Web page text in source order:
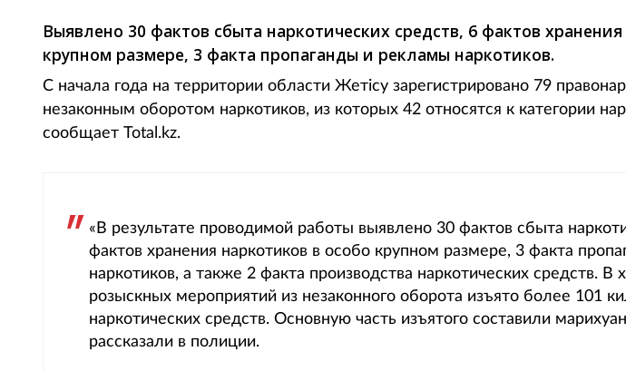
Выявлено 30 фактов сбыта наркотических средств, 6 фактов
крупном размере, 3 факта пропаганды и рекламы наркотиков.
С начала года на территории области Жетiсу зарегистрировано 79
незаконным оборотом наркотиков, из которых 42 относятся к категории
сообщает Total.kz.
«В результате проводимой работы выявлено 30 фактов сбыта
фактов хранения наркотиков в особо крупном размере, 3 факта
наркотиков, а также 2 факта производства наркотических средств. В
розыскных мероприятий из незаконного оборота изъято более 101
наркотических средств. Основную часть изъятого составили
рассказали в полиции.